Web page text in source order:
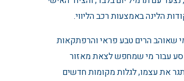
הלינה באמצעות רכב הליווי.
שאוהב הרים טבע פראי והרפתקאות
עבור מי שמחפש לצאת מאזור
את עצמו, לגלות מקומות חדשים